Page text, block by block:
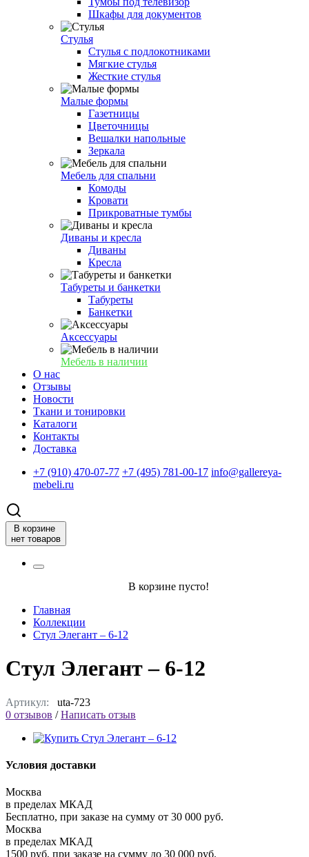
Шкафы для документов
Стулья
Стулья с подлокотниками
Мягкие стулья
Жесткие стулья
Малые формы
Газетницы
Цветочницы
Вешалки напольные
Зеркала
Мебель для спальни
Комоды
Кровати
Прикроватные тумбы
Диваны и кресла
Диваны
Кресла
Табуреты и банкетки
Табуреты
Банкетки
Аксессуары
Мебель в наличии
О нас
Отзывы
Новости
Ткани и тонировки
Каталоги
Контакты
Доставка
+7 (910) 470-07-77 +7 (495) 781-00-17 info@gallereya-
mebeli.ru
В корзине
нет товаров
В корзине пусто!
Главная
Коллекции
Стул Элегант – 6-12
Стул Элегант – 6-12
Артикул: uta-723
0 отзывов /Написать отзыв
Условия доставки
Москва
в пределах МКАД
Бесплатно, при заказе на сумму от 30 000 руб.
Москва
в пределах МКАД
1500 руб, при заказе на сумму до 30 000 руб.